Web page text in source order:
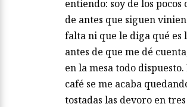
entiendo: soy de los pocos
de antes que siguen
falta ni que le diga qué es
antes de que me dé
en la mesa todo
café se me acaba
tostadas las devoro en